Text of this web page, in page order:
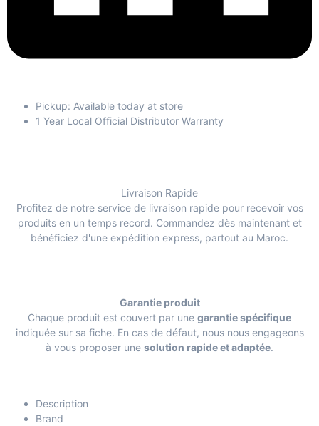
Pickup: Available today at store
1 Year Local Official Distributor Warranty
Livraison Rapide
Profitez de notre service de livraison rapide pour recevoir vos
produits en un temps record. Commandez dès maintenant et
bénéficiez d'une expédition express, partout au Maroc.
Garantie produit
Chaque produit est couvert par une garantie spécifique
indiquée sur sa fiche. En cas de défaut, nous nous engageons
à vous proposer une solution rapide et adaptée.
Description
Brand